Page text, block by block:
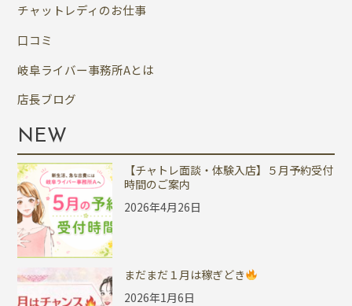
チャットレディのお仕事
口コミ
岐阜ライバー事務所Aとは
店長ブログ
NEW
【チャトレ面談・体験入店】５月予約受付
時間のご案内
2026年4月26日
まだまだ１月は稼ぎどき
2026年1月6日